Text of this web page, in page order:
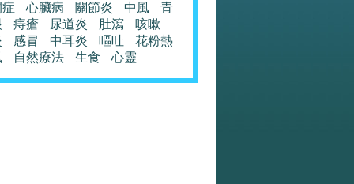
心臟病 關節炎 中風
青
痔瘡 尿道炎 肚瀉
咳嗽
感冒 中耳炎 嘔吐
花粉熱
自然療法 生食 心靈